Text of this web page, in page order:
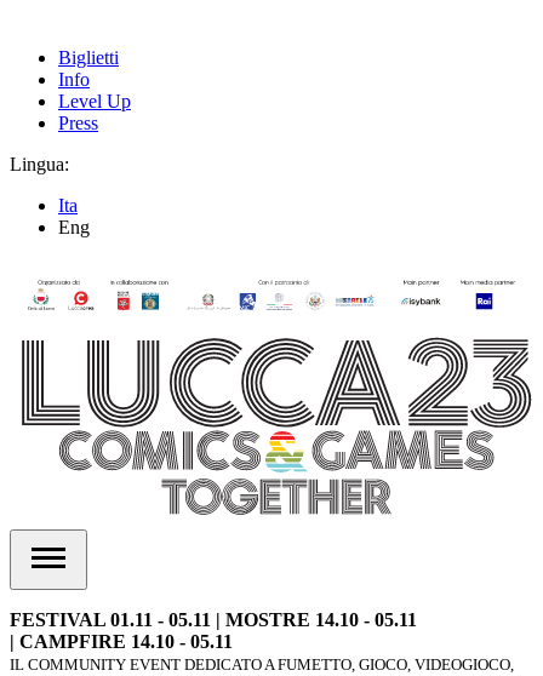
Biglietti
Info
Level Up
Press
Lingua:
Ita
Eng
FESTIVAL 01.11 - 05.11 | MOSTRE 14.10 - 05.11
| CAMPFIRE 14.10 - 05.11
IL COMMUNITY EVENT DEDICATO A FUMETTO, GIOCO, VIDEOGIOCO,